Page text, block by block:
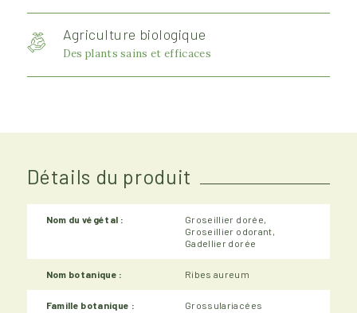
Agriculture biologique
Des plants sains et efficaces
Détails du produit
Nom du végétal :
Groseillier dorée,
Groseillier odorant,
Gadellier dorée
Nom botanique : Ribes aureum
Famille botanique : Grossulariacées